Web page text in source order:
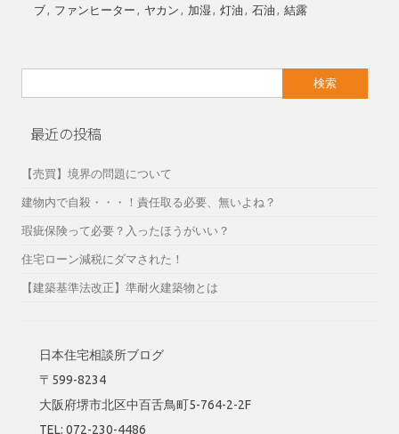
ブ, ファンヒーター , ヤカン , 加湿, 灯油 , 石油 , 結露
索:
最近の投稿
【売買】境界の問題について
建物内で自殺・・・！責任取る必要、無いよね？
瑕疵保険って必要？入ったほうがいい？
住宅ローン減税にダマされた！
【建築基準法改正】準耐火建築物とは
日本住宅相談所ブログ
〒599-8234
大阪府堺市北区中百舌鳥町5-764-2-2F
TEL: 072-230-4486